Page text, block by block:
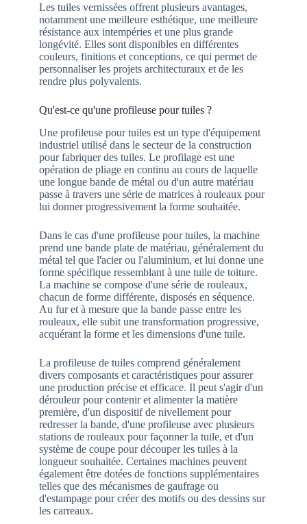
Les tuiles vernissées offrent plusieurs avantages,
notamment une meilleure esthétique, une meilleure
résistance aux intempéries et une plus grande
longévité. Elles sont disponibles en différentes
couleurs, finitions et conceptions, ce qui permet de
personnaliser les projets architecturaux et de les
rendre plus polyvalents.
Qu'est-ce qu'une profileuse pour tuiles ?
Une profileuse pour tuiles est un type d'équipement
industriel utilisé dans le secteur de la construction
pour fabriquer des tuiles. Le profilage est une
opération de pliage en continu au cours de laquelle
une longue bande de métal ou d'un autre matériau
passe à travers une série de matrices à rouleaux pour
lui donner progressivement la forme souhaitée.
Dans le cas d'une profileuse pour tuiles, la machine
prend une bande plate de matériau, généralement du
métal tel que l'acier ou l'aluminium, et lui donne une
forme spécifique ressemblant à une tuile de toiture.
La machine se compose d'une série de rouleaux,
chacun de forme différente, disposés en séquence.
Au fur et à mesure que la bande passe entre les
rouleaux, elle subit une transformation progressive,
acquérant la forme et les dimensions d'une tuile.
La profileuse de tuiles comprend généralement
divers composants et caractéristiques pour assurer
une production précise et efficace. Il peut s'agir d'un
dérouleur pour contenir et alimenter la matière
première, d'un dispositif de nivellement pour
redresser la bande, d'une profileuse avec plusieurs
stations de rouleaux pour façonner la tuile, et d'un
système de coupe pour découper les tuiles à la
longueur souhaitée. Certaines machines peuvent
également être dotées de fonctions supplémentaires
telles que des mécanismes de gaufrage ou
d'estampage pour créer des motifs ou des dessins sur
les carreaux.